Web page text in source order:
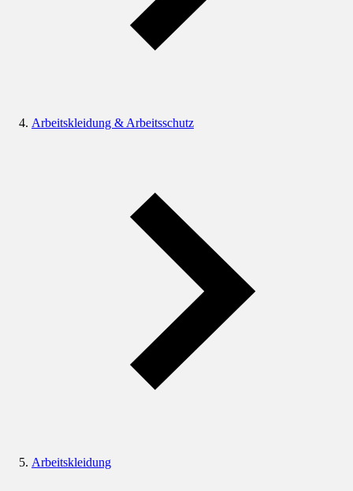
Arbeitskleidung & Arbeitsschutz
Arbeitskleidung